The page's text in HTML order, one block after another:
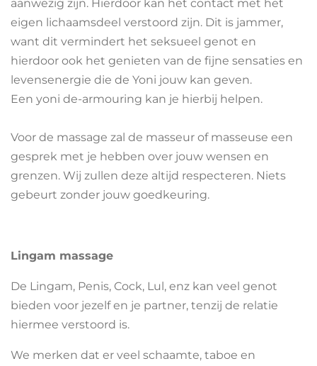
aanwezig zijn. Hierdoor kan het contact met het
eigen lichaamsdeel verstoord zijn. Dit is jammer,
want dit vermindert het seksueel genot en
hierdoor ook het genieten van de fijne sensaties en
levensenergie die de Yoni jouw kan geven.
Een yoni de-armouring kan je hierbij helpen.
Voor de massage zal de masseur of masseuse een
gesprek met je hebben over jouw wensen en
grenzen. Wij zullen deze altijd respecteren. Niets
gebeurt zonder jouw goedkeuring.
Lingam massage
De Lingam, Penis, Cock, Lul, enz kan veel genot
bieden voor jezelf en je partner, tenzij de relatie
hiermee verstoord is.
We merken dat er veel schaamte, taboe en